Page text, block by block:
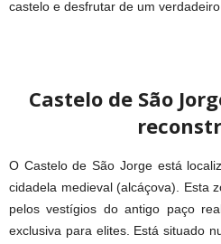
castelo e desfrutar de um
Castelo de São
O Castelo de São Jorge está
cidadela medieval (alcáçova). Esta
pelos vestígios do antigo paço
exclusiva para elites. Está situado